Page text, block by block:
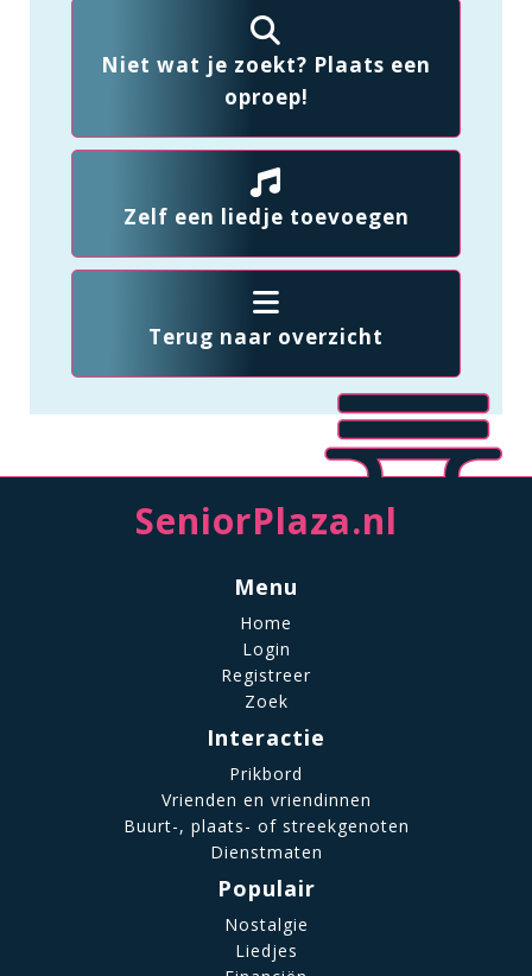
Niet wat je zoekt? Plaats een
oproep!
Zelf een liedje toevoegen
Terug naar overzicht
SeniorPlaza.nl
Menu
Home
Login
Registreer
Zoek
Interactie
Prikbord
Vrienden en vriendinnen
Buurt-, plaats- of streekgenoten
Dienstmaten
Populair
Nostalgie
Liedjes